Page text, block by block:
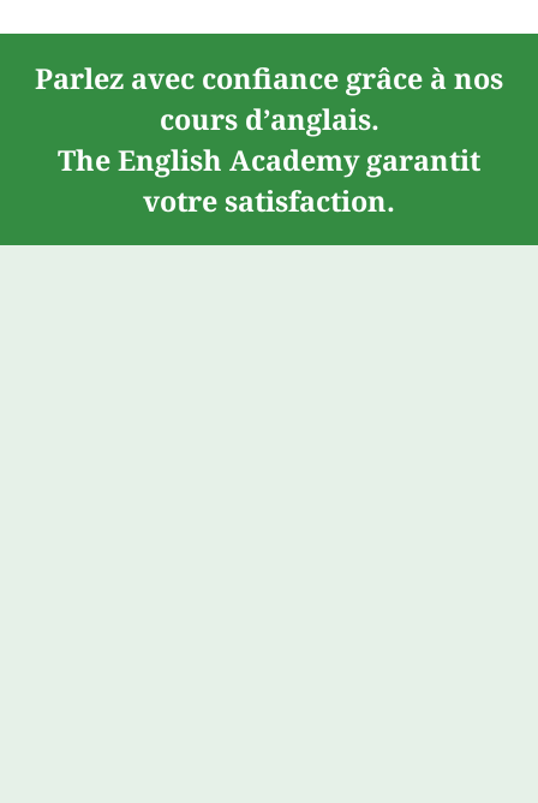
Parlez avec confiance grâce à nos
cours d’anglais.
The English Academy garantit
votre satisfaction.